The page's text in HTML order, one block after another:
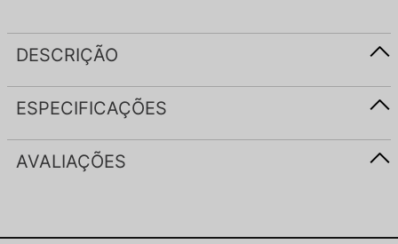
DESCRIÇÃO
ESPECIFICAÇÕES
AVALIAÇÕES